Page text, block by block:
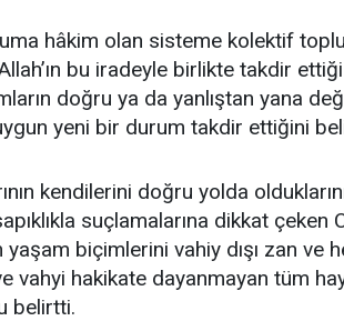
hâkim olan sisteme kolektif
bu iradeyle birlikte takdir
doğru ya da yanlıştan yana
yeni bir durum takdir ettiğini
kendilerini doğru yolda
suçlamalarına dikkat çeken
yaşam biçimlerini vahiy dışı zan ve
vahyi hakikate dayanmayan tüm
belirtti.